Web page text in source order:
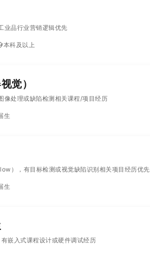
业品行业营销逻辑优先
本科及以上
觉）
处理或缺陷检测相关课程/项目经历
生
），有目标检测或视觉缺陷识别相关项目经历优先
生
嵌入式课程设计或硬件调试经历